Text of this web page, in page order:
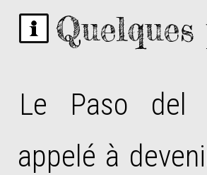
Le Paso del
appelé à